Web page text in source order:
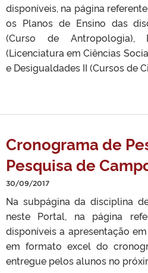
disponíveis, na página
os Planos de Ensino das
(Curso de
(Licenciatura em Ciências
e Desigualdades II (Cursos de
Cronograma de
Pesquisa de
30/09/2017
Na subpágina da disciplina
neste Portal, na página
disponíveis a apresentação
em formato excel do
entregue pelos alunos no